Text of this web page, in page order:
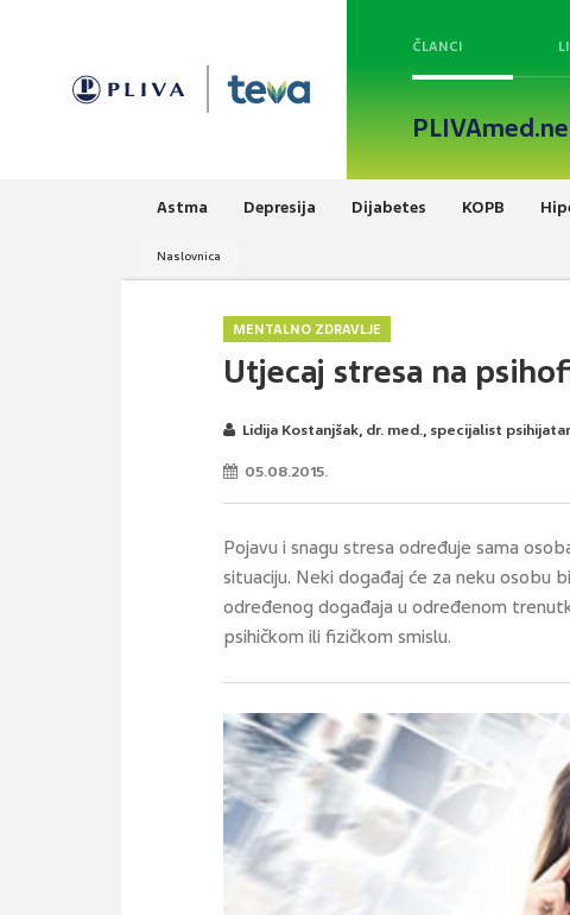
ČLANCI
Astma Depresija Dijabetes KOPB
Naslovnica
MENTALNO ZDRAVLJE
Utjecaj stresa na
Lidija Kostanjšak, dr. med., specijalist
05.08.2015.
Pojavu i snagu stresa određuje sama
situaciju. Neki događaj će za neku osobu
određenog događaja u određenom
psihičkom ili fizičkom smislu.